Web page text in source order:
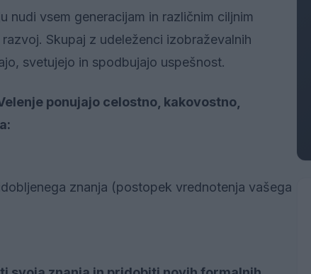
nudi vsem generacijam in različnim ciljnim
Skupaj z udeleženci izobraževalnih
svetujejo in spodbujajo uspešnost.
ponujajo celostno, kakovostno,
znanja (postopek vrednotenja vašega